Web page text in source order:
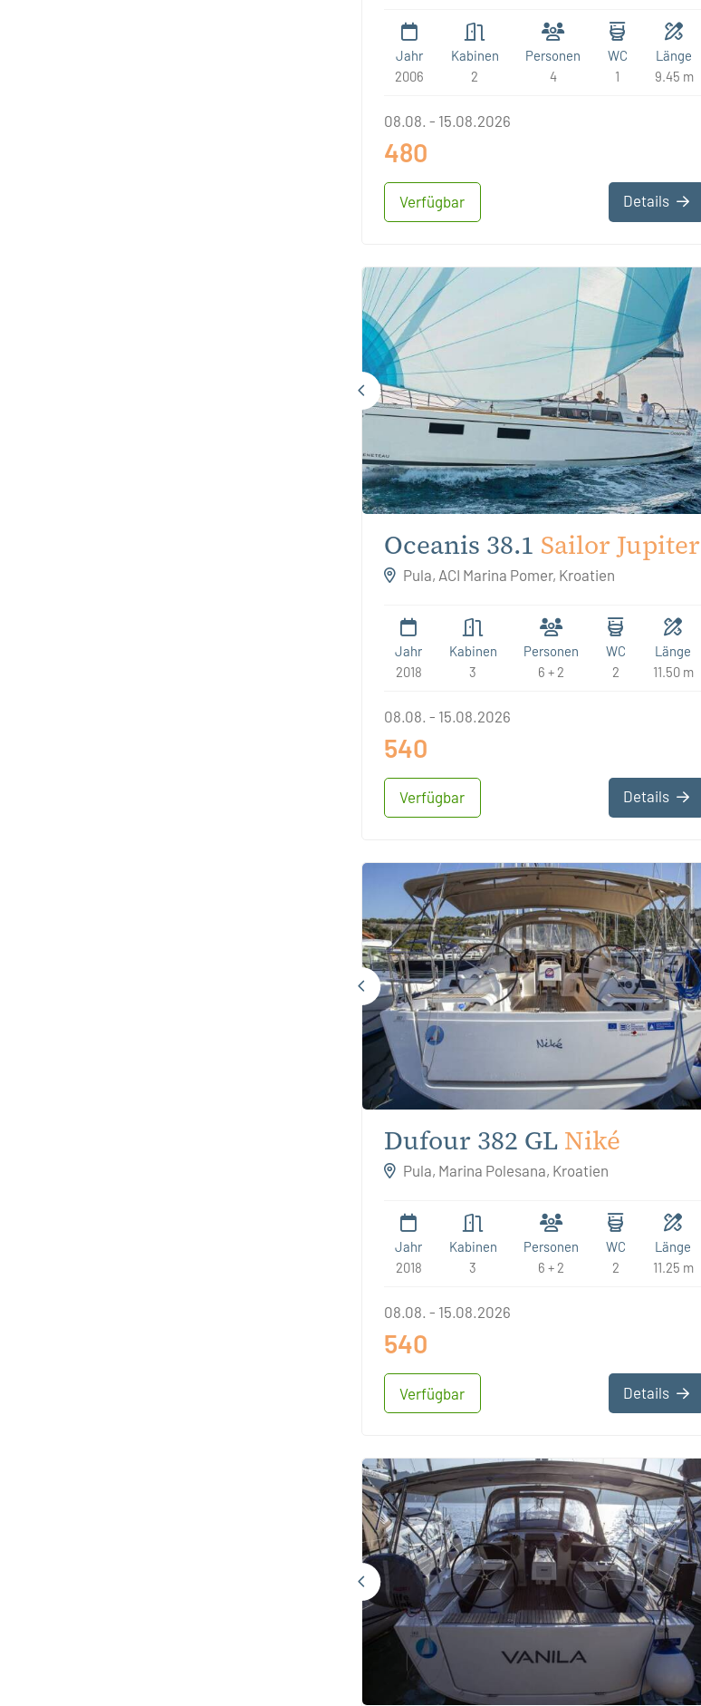
Jahr
2006
Kabinen
2
Personen
4
WC
1
Länge
9.45 m
Verfügbar
08.08. - 15.08.2026
480
Details
Oceanis 38.1 Sailor Jupiter
Pula, ACI Marina Pomer, Kroatien
Jahr
2018
Kabinen
3
Personen
6 + 2
WC
2
Länge
11.50 m
Verfügbar
08.08. - 15.08.2026
540
Details
Dufour 382 GL Niké
Pula, Marina Polesana, Kroatien
Jahr
2018
Kabinen
3
Personen
6 + 2
WC
2
Länge
11.25 m
Verfügbar
08.08. - 15.08.2026
540
Details